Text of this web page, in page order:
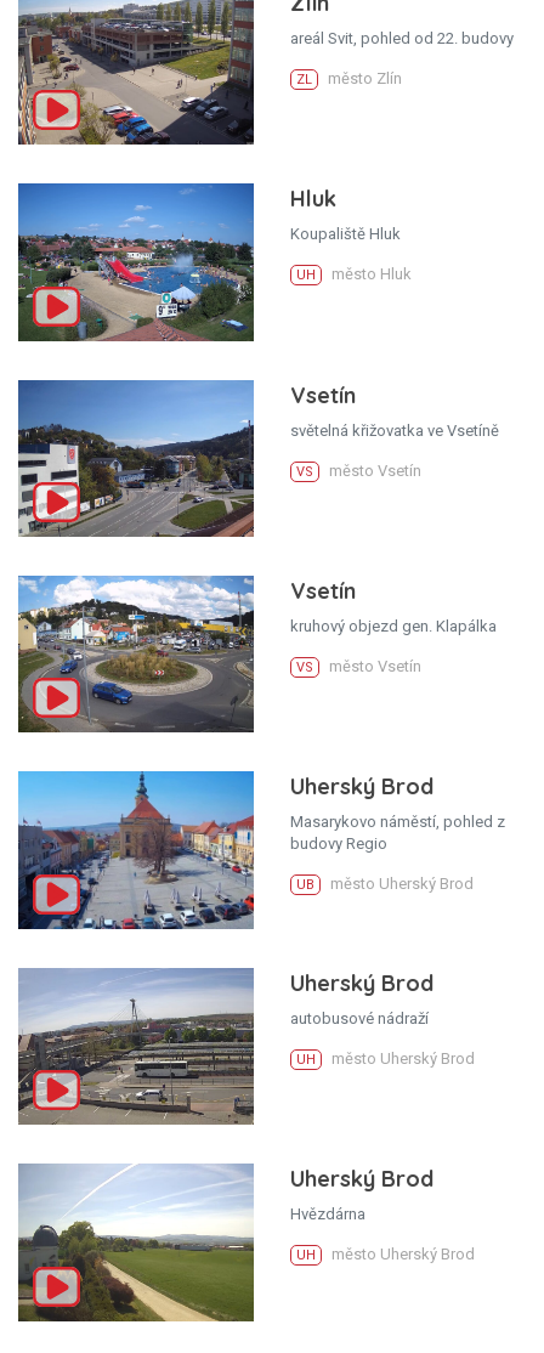
areál Svit, pohled od 22. budovy
ZL město Zlín
Hluk
Koupaliště Hluk
UH město Hluk
Vsetín
světelná křižovatka ve Vsetíně
VS město Vsetín
Vsetín
kruhový objezd gen. Klapálka
VS město Vsetín
Uherský Brod
Masarykovo náměstí, pohled z
budovy Regio
UB město Uherský Brod
Uherský Brod
autobusové nádraží
UH město Uherský Brod
Uherský Brod
Hvězdárna
UH město Uherský Brod